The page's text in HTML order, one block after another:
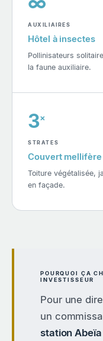
AUXILIAIRES
Hôtel à insectes
Pollinisateurs
la faune auxiliaire.
3×
STRATES
Couvert mellifère
Toiture végétalisée,
en façade.
POURQUOI ÇA
INVESTISSEUR
Pour une
un
station